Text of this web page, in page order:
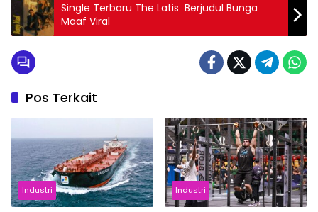
Single Terbaru The Latis Berjudul Bunga
Maaf Viral
Pos Terkait
Industri Industri